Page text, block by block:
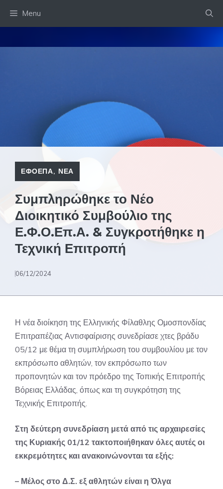
Menu
ΕΦΟΕΠΑ, ΝΕΑ
Συμπληρώθηκε το Νέο
Διοικητικό Συμβούλιο της
Ε.Φ.Ο.Επ.Α. & Συγκροτήθηκε η
Τεχνική Επιτροπή
06/12/2024
Η νέα διοίκηση της Ελληνικής Φίλαθλης Ομοσπονδίας
Επιτραπέζιας Αντισφαίρισης συνεδρίασε χτες βράδυ
05/12 με θέμα τη συμπλήρωση του συμβουλίου με τον
εκπρόσωπο αθλητών, τον εκπρόσωπο των
προπονητών και τον πρόεδρο της Τοπικής Επιτροπής
Βόρειας Ελλάδας, όπως και τη συγκρότηση της
Τεχνικής Επιτροπής.
Στη δεύτερη συνεδρίαση μετά από τις αρχαιρεσίες
της Κυριακής 01/12 τακτοποιήθηκαν όλες αυτές οι
εκκρεμότητες και ανακοινώνονται τα εξής:
– Μέλος στο Δ.Σ. εξ αθλητών είναι η Όλγα